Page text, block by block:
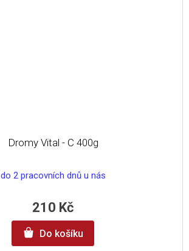
Dromy Vital - C 400g
do 2 pracovních dnů u nás
210 Kč
Do košíku